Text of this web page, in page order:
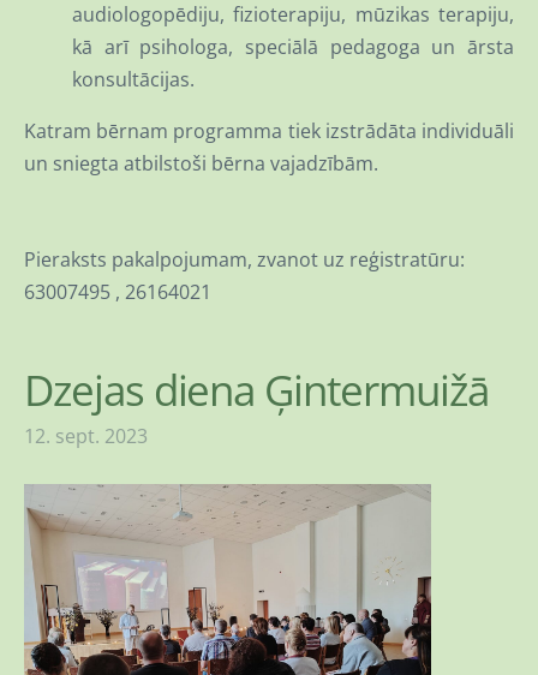
audiologopēdiju, fizioterapiju, mūzikas terapiju,
kā arī psihologa, speciālā pedagoga un ārsta
konsultācijas.
Katram bērnam programma tiek izstrādāta individuāli
un sniegta atbilstoši bērna vajadzībām.
Pieraksts pakalpojumam, zvanot uz reģistratūru:
63007495 , 26164021
Dzejas diena Ģintermuižā
12. sept. 2023